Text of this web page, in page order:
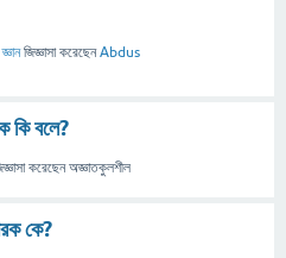
জিজ্ঞাসা করেছেনAbdus
কি বলে?
করেছেনঅজ্ঞাতকুলশীল
কে?